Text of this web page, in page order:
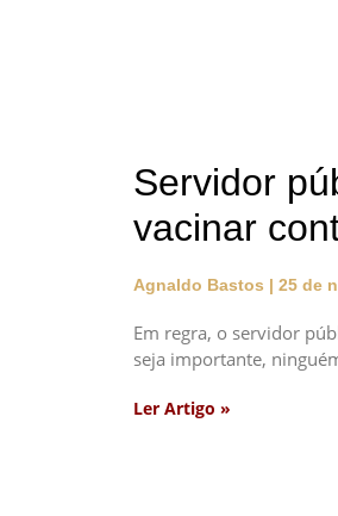
Servidor
vacinar
Agnaldo Bastos 25 de
Em regra, o servidor
seja importante,
Ler Artigo »